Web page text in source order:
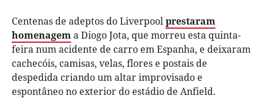
Centenas de adeptos do Liverpoolprestaram
homenagema Diogo Jota, que morreu esta quinta-
feira num acidente de carro em Espanha, e deixaram
cachecóis, camisas, velas, flores e postais de
despedida criando um altar improvisado e
espontâneono exterior do estádio de Anfield.